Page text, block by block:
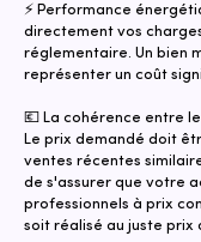
⚡ Performance
directement vos
réglementaire. Un bien
représenter un coût
💶 La cohérence entre
Le prix demandé doit
ventes récentes
de s'assurer que votre
professionnels à prix
soit réalisé au juste prix